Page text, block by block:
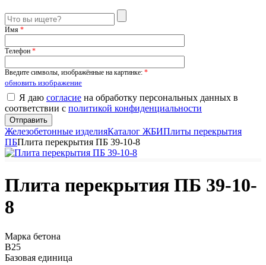
Имя *
Телефон *
Введите символы, изображённые на картинке: *
обновить изображение
Я даю согласие на обработку персональных данных в
соответствии с политикой конфиденциальности
Железобетонные изделияКаталог ЖБИПлиты перекрытия
ПБПлита перекрытия ПБ 39-10-8
Плита перекрытия ПБ 39-10-
8
Марка бетона
B25
Базовая единица